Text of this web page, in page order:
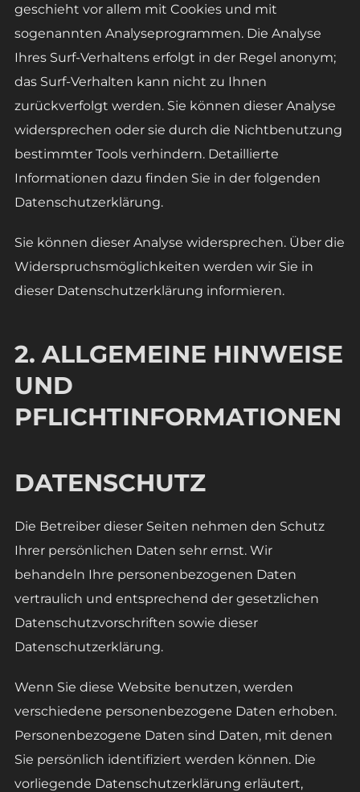
geschieht vor allem mit Cookies und mit
sogenannten Analyseprogrammen. Die Analyse
Ihres Surf-Verhaltens erfolgt in der Regel anonym;
das Surf-Verhalten kann nicht zu Ihnen
zurückverfolgt werden. Sie können dieser Analyse
widersprechen oder sie durch die Nichtbenutzung
bestimmter Tools verhindern. Detaillierte
Informationen dazu finden Sie in der folgenden
Datenschutzerklärung.
Sie können dieser Analyse widersprechen. Über die
Widerspruchsmöglichkeiten werden wir Sie in
dieser Datenschutzerklärung informieren.
2. ALLGEMEINE HINWEISE
UND
PFLICHTINFORMATIONEN
DATENSCHUTZ
Die Betreiber dieser Seiten nehmen den Schutz
Ihrer persönlichen Daten sehr ernst. Wir
behandeln Ihre personenbezogenen Daten
vertraulich und entsprechend der gesetzlichen
Datenschutzvorschriften sowie dieser
Datenschutzerklärung.
Wenn Sie diese Website benutzen, werden
verschiedene personenbezogene Daten erhoben.
Personenbezogene Daten sind Daten, mit denen
Sie persönlich identifiziert werden können. Die
vorliegende Datenschutzerklärung erläutert,